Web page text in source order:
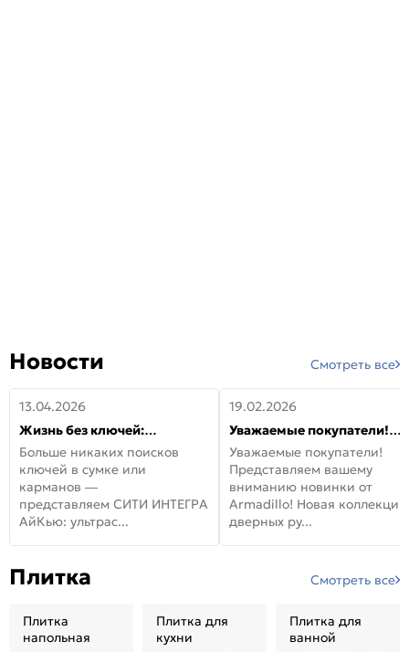
Новости Смотреть все
13.04.2026
Жизнь без ключей:
встречайте новую дверь
СИТИ ИНТЕГРА АйКью!
Больше никаких поисков
ключей в сумке или
карманов —
представляем СИТИ ИНТЕГРА
АйКью: ультрас...
19.02.2026
Уважаемые покупатели!
Представляем вашему
вниманию новинки от
Armadillo!
Уважаемые покупатели!
Представляем вашему
вниманию новинки от
Armadillo! Новая коллекция
дверных ру...
Плитка Смотреть все
Плитка
напольная
Плитка для
кухни
Плитка для
ванной